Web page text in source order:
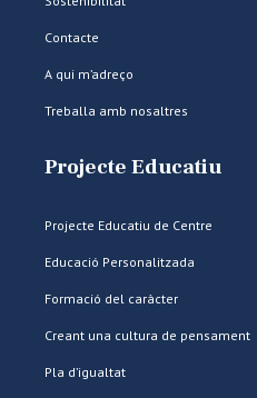
Contacte
A qui m’adreço
Treballa amb nosaltres
Projecte Educatiu
Projecte Educatiu de Centre
Educació Personalitzada
Formació del caràcter
Creant una cultura de pensament
Pla d’igualtat